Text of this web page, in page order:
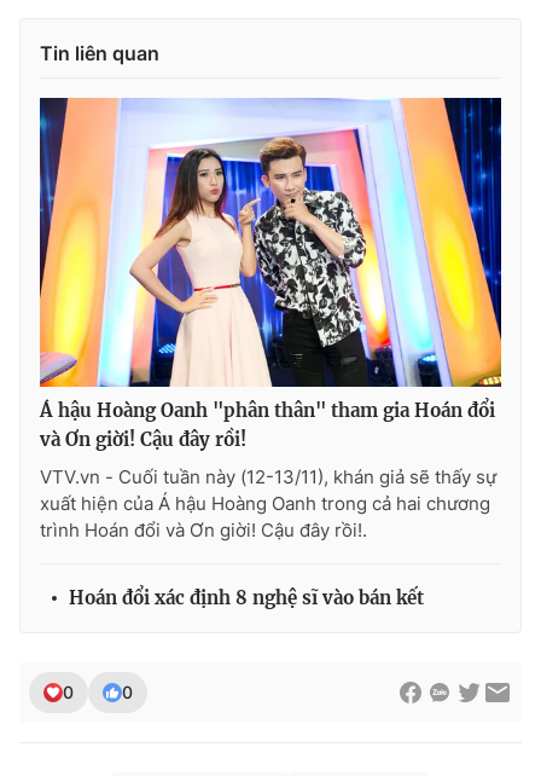
Tin liên quan
Á hậu Hoàng Oanh "phân thân" tham gia Hoán đổi
và Ơn giời! Cậu đây rồi!
VTV.vn - Cuối tuần này (12-13/11), khán giả sẽ thấy sự
xuất hiện của Á hậu Hoàng Oanh trong cả hai chương
trình Hoán đổi và Ơn giời! Cậu đây rồi!.
Hoán đổi xác định 8 nghệ sĩ vào bán kết
0 0